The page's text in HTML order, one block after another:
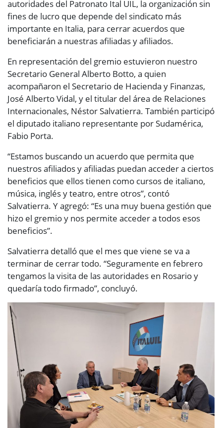
autoridades del Patronato Ital UIL, la organización sin
fines de lucro que depende del sindicato más
importante en Italia, para cerrar acuerdos que
beneficiarán a nuestras afiliadas y afiliados.
En representación del gremio estuvieron nuestro
Secretario General Alberto Botto, a quien
acompañaron el Secretario de Hacienda y Finanzas,
José Alberto Vidal, y el titular del área de Relaciones
Internacionales, Néstor Salvatierra. También participó
el diputado italiano representante por Sudamérica,
Fabio Porta.
“Estamos buscando un acuerdo que permita que
nuestros afiliados y afiliadas puedan acceder a ciertos
beneficios que ellos tienen como cursos de italiano,
música, inglés y teatro, entre otros”, contó
Salvatierra. Y agregó: “Es una muy buena gestión que
hizo el gremio y nos permite acceder a todos esos
beneficios”.
Salvatierra detalló que el mes que viene se va a
terminar de cerrar todo. “Seguramente en febrero
tengamos la visita de las autoridades en Rosario y
quedaría todo firmado”, concluyó.